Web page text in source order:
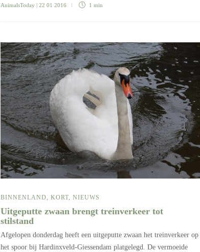
AnimalsToday | 22 01 2016 1 min
BINNENLAND KORT NIEUWS
Uitgeputte zwaan brengt treinverkeer tot
stilstand
Afgelopen donderdag heeft een uitgeputte zwaan het treinverkeer op
het spoor bij Hardinxveld-Giessendam platgelegd. De vermoeide